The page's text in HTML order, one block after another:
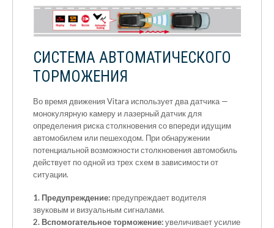
СИСТЕМА АВТОМАТИЧЕСКОГО
ТОРМОЖЕНИЯ
Во время движения Vitara использует два датчика —
монокулярную камеру и лазерный датчик для
определения риска столкновения со впереди идущим
автомобилем или пешеходом. При обнаружении
потенциальной возможности столкновения автомобиль
действует по одной из трех схем в зависимости от
ситуации.
1. Предупреждение:предупреждает водителя
звуковым и визуальным сигналами.
2. Вспомогательное торможение:увеличивает усилие